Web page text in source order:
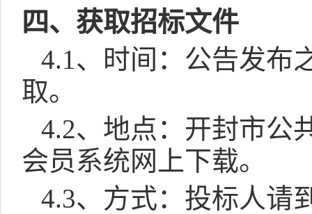
四、获取招标文件
4.1、时间：公告发布
取。
4.2、地点：开封市公
会员系统网上下载。
4.3、方式：投标人请